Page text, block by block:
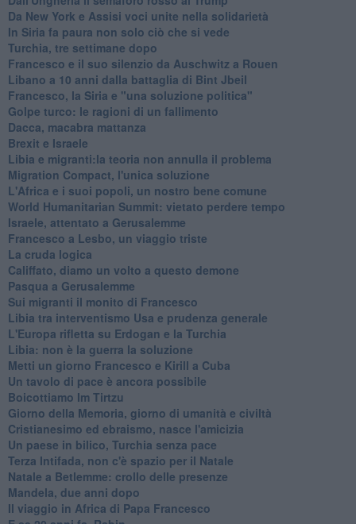
Da New York e Assisi voci unite nella solidarietà
In Siria fa paura non solo ciò che si vede
Turchia, tre settimane dopo
Francesco e il suo silenzio da Auschwitz a Rouen
Libano a 10 anni dalla battaglia di Bint Jbeil
Francesco, la Siria e "una soluzione politica"
Golpe turco: le ragioni di un fallimento
Dacca, macabra mattanza
Brexit e Israele
Libia e migranti:la teoria non annulla il problema
Migration Compact, l'unica soluzione
L'Africa e i suoi popoli, un nostro bene comune
World Humanitarian Summit: vietato perdere tempo
Israele, attentato a Gerusalemme
Francesco a Lesbo, un viaggio triste
La cruda logica
Califfato, diamo un volto a questo demone
Pasqua a Gerusalemme
Sui migranti il monito di Francesco
Libia tra interventismo Usa e prudenza generale
L'Europa rifletta su Erdogan e la Turchia
Libia: non è la guerra la soluzione
Metti un giorno Francesco e Kirill a Cuba
Un tavolo di pace è ancora possibile
Boicottiamo Im Tirtzu
Giorno della Memoria, giorno di umanità e civiltà
Cristianesimo ed ebraismo, nasce l'amicizia
Un paese in bilico, Turchia senza pace
Terza Intifada, non c'è spazio per il Natale
Natale a Betlemme: crollo delle presenze
Mandela, due anni dopo
Il viaggio in Africa di Papa Francesco